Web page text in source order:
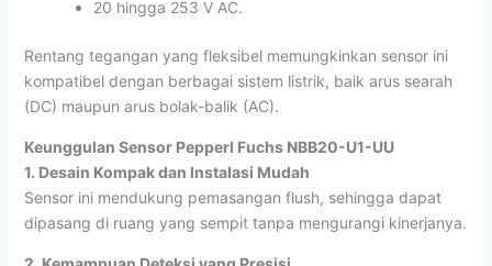
20 hingga 253 V AC.
Rentang tegangan yang fleksibel memungkinkan sensor ini
kompatibel dengan berbagai sistem listrik, baik arus searah
(DC) maupun arus bolak-balik (AC).
Keunggulan Sensor Pepperl Fuchs NBB20-U1-UU
1. Desain Kompak dan Instalasi Mudah
Sensor ini mendukung pemasangan flush, sehingga dapat
dipasang di ruang yang sempit tanpa mengurangi kinerjanya.